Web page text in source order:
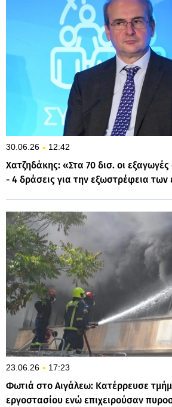
30.06.26 12:42
Χατζηδάκης: «Στα 70 δισ. οι
- 4 δράσεις για την εξωστρέφεια των
23.06.26 17:23
Φωτιά στο Αιγάλεω: Κατέρρευσε
εργοστασίου ενώ επιχειρούσαν